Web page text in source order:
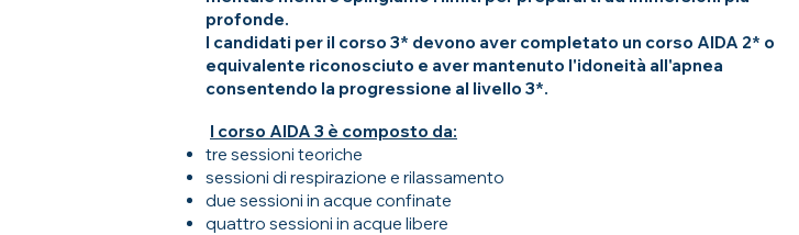
profonde.
I candidati per il corso 3* devono aver completato un corso AIDA 2* o
equivalente riconosciuto e aver mantenuto l'idoneità all'apnea
consentendo la progressione al livello 3*.
l corso AIDA 3 è composto da:
tre sessioni teoriche
sessioni di respirazione e rilassamento
due sessioni in acque confinate
quattro sessioni in acque libere